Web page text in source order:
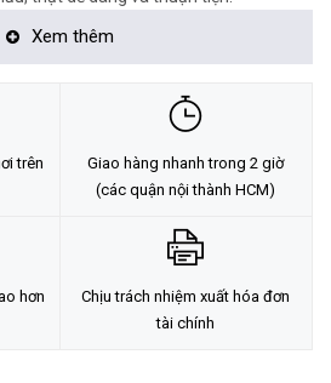
Snapdragon X62 thế hệ mới với hiệu
Xem thêm
trên
Giao hàng nhanh trong 2 giờ
(các quận nội thành HCM)
hơn
Chịu trách nhiệm xuất hóa đơn
tài chính